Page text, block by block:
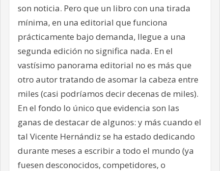
son noticia. Pero que un libro con una tirada
mínima, en una editorial que funciona
prácticamente bajo demanda, llegue a una
segunda edición no significa nada. En el
vastísimo panorama editorial no es más que
otro autor tratando de asomar la cabeza entre
miles (casi podríamos decir decenas de miles).
En el fondo lo único que evidencia son las
ganas de destacar de algunos: y más cuando el
tal Vicente Hernándiz se ha estado dedicando
durante meses a escribir a todo el mundo (ya
fuesen desconocidos, competidores, o